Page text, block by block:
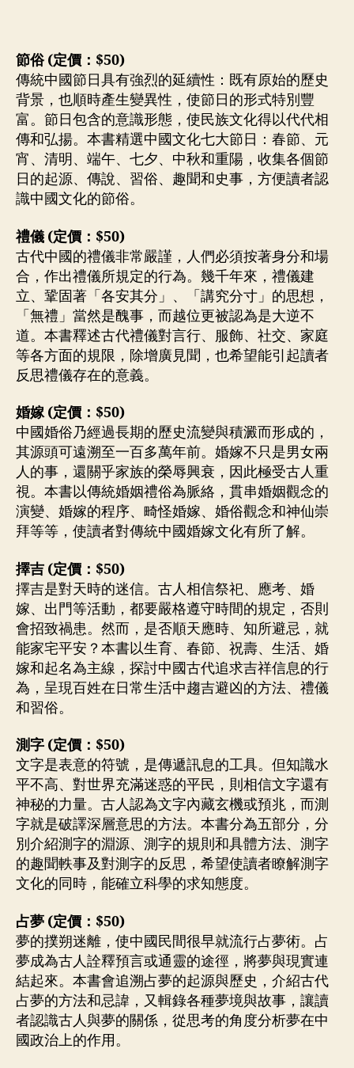
節俗 (定價：$50)
傳統中國節日具有強烈的延續性：既有原始的歷史
背景，也順時產生變異性，使節日的形式特別豐
富。節日包含的意識形態，使民族文化得以代代相
傳和弘揚。本書精選中國文化七大節日：春節、元
宵、清明、端午、七夕、中秋和重陽，收集各個節
日的起源、傳說、習俗、趣聞和史事，方便讀者認
識中國文化的節俗。
禮儀 (定價：$50)
古代中國的禮儀非常嚴謹，人們必須按著身分和場
合，作出禮儀所規定的行為。幾千年來，禮儀建
立、鞏固著「各安其分」、「講究分寸」的思想，
「無禮」當然是醜事，而越位更被認為是大逆不
道。本書釋述古代禮儀對言行、服飾、社交、家庭
等各方面的規限，除增廣見聞，也希望能引起讀者
反思禮儀存在的意義。
婚嫁 (定價：$50)
中國婚俗乃經過長期的歷史流變與積澱而形成的，
其源頭可遠溯至一百多萬年前。婚嫁不只是男女兩
人的事，還關乎家族的榮辱興衰，因此極受古人重
視。本書以傳統婚姻禮俗為脈絡，貫串婚姻觀念的
演變、婚嫁的程序、畸怪婚嫁、婚俗觀念和神仙崇
拜等等，使讀者對傳統中國婚嫁文化有所了解。
擇吉 (定價：$50)
擇吉是對天時的迷信。古人相信祭祀、應考、婚
嫁、出門等活動，都要嚴格遵守時間的規定，否則
會招致禍患。然而，是否順天應時、知所避忌，就
能家宅平安？本書以生育、春節、祝壽、生活、婚
嫁和起名為主線，探討中國古代追求吉祥信息的行
為，呈現百姓在日常生活中趨吉避凶的方法、禮儀
和習俗。
測字 (定價：$50)
文字是表意的符號，是傳遞訊息的工具。但知識水
平不高、對世界充滿迷惑的平民，則相信文字還有
神秘的力量。古人認為文字內藏玄機或預兆，而測
字就是破譯深層意思的方法。本書分為五部分，分
別介紹測字的淵源、測字的規則和具體方法、測字
的趣聞軼事及對測字的反思，希望使讀者瞭解測字
文化的同時，能確立科學的求知態度。
占夢 (定價：$50)
夢的撲朔迷離，使中國民間很早就流行占夢術。占
夢成為古人詮釋預言或通靈的途徑，將夢與現實連
結起來。本書會追溯占夢的起源與歷史，介紹古代
占夢的方法和忌諱，又輯錄各種夢境與故事，讓讀
者認識古人與夢的關係，從思考的角度分析夢在中
國政治上的作用。